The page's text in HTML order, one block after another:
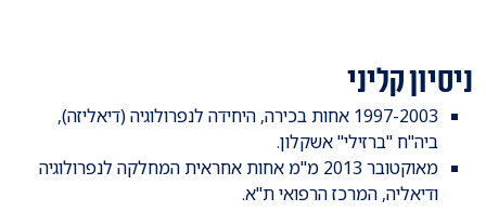
ניסיון קליני
1997-2003 אחות בכירה, היחידה לנפרולוגיה (דיאליזה),
ביה"ח "ברזילי" אשקלון.
מאוקטובר 2013 מ"מ אחות אחראית המחלקה לנפרולוגיה
ודיאליה, המרכז הרפואי ת"א.